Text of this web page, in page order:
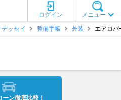
メニュー
ログイン
デッセイ 整備手帳 外装 エアロパ
ーン徹底比較！